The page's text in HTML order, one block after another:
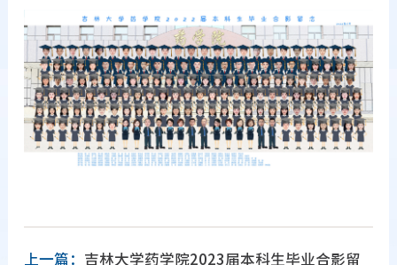
上一篇： 吉林大学药学院2023届本科生毕业合影留